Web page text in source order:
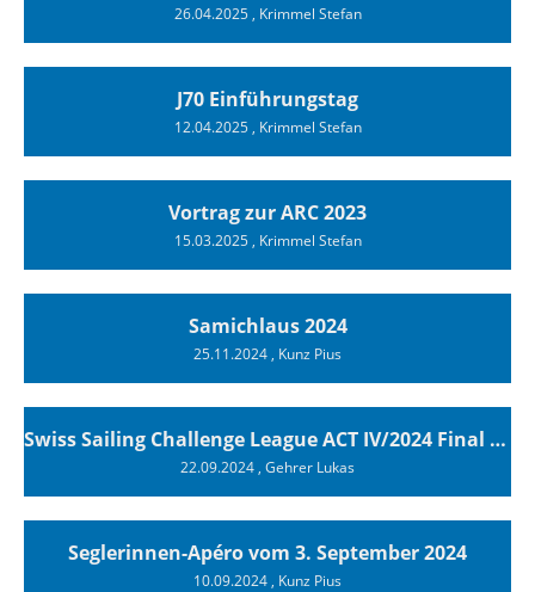
26.04.2025, Krimmel Stefan
J70 Einführungstag
12.04.2025, Krimmel Stefan
Vortrag zur ARC 2023
15.03.2025, Krimmel Stefan
Samichlaus 2024
25.11.2024, Kunz Pius
Swiss Sailing Challenge League ACT IV/2024 Final Luzern
22.09.2024, Gehrer Lukas
Seglerinnen-Apéro vom 3. September 2024
10.09.2024, Kunz Pius